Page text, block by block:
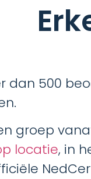
dan 500
groep
locatie, in